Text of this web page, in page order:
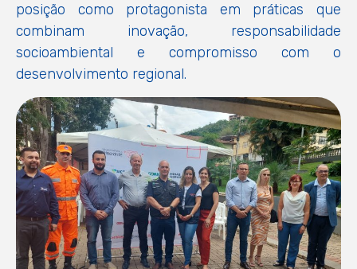
posição como protagonista em práticas que
combinam inovação, responsabilidade
socioambiental e compromisso com o
desenvolvimento regional.